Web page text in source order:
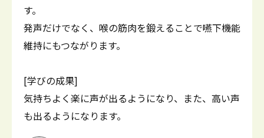
す。
発声だけでなく、喉の筋肉を鍛えることで嚥下機能
維持にもつながります。
[学びの成果]
気持ちよく楽に声が出るようになり、また、高い声
も出るようになります。